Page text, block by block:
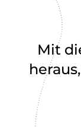
Mit